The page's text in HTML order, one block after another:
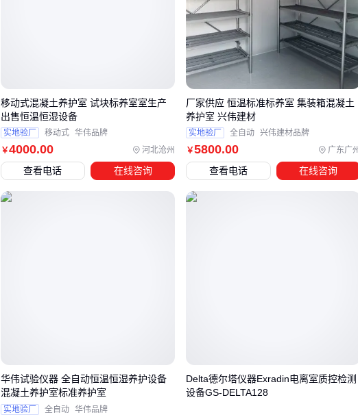
。这部分我们将在下一环节详细展开。
四、为什么填料密封室的实际效果常低于预期？
许多用户在采购填料密封室后才发现，密封效果不佳或寿命短
的问题往往源于配套设备的缺失或不当选择。主设备只是密封
系统的一部分，配套的
盘根填料
、密封压盖等部件同样直接
影响密封性能。
盘根填料的材质需与介质特性匹配：腐蚀性环境需要耐化学
蚀性介质等严苛工况，配套设备的耐压等级和化学兼容性必须
与主设备同步验证。
￥4000.00 河北沧州
移动式混凝土养护室 试块标养室室生产
出售恒温恒湿设备
实地验厂 移动式 华伟品牌
查看电话 在线咨询
￥5800.00 广东广
厂家供应 恒温标准标养室 集装箱混凝土
养护室 兴伟建材
实地验厂 全自动 兴伟建材品牌
查看电话 在线咨询
华伟试验仪器 全自动恒温恒湿养护设备
混凝土养护室标准养护室
实地验厂 全自动 华伟品牌
Delta德尔塔仪器Exradin电离室质控检测
设备GS-DELTA128